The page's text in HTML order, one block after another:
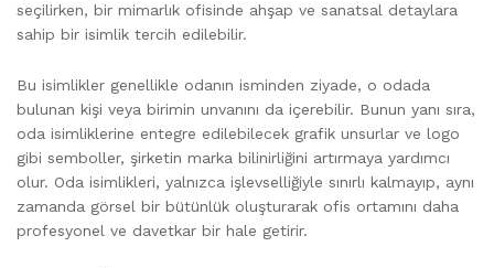
seçilirken, bir mimarlık ofisinde ahşap ve sanatsal detaylara
sahip bir isimlik tercih edilebilir.
Bu isimlikler genellikle odanın isminden ziyade, o odada
bulunan kişi veya birimin unvanını da içerebilir. Bunun yanı sıra,
oda isimliklerine entegre edilebilecek grafik unsurlar ve logo
gibi semboller, şirketin marka bilinirliğini artırmaya yardımcı
olur. Oda isimlikleri, yalnızca işlevselliğiyle sınırlı kalmayıp, aynı
zamanda görsel bir bütünlük oluşturarak ofis ortamını daha
profesyonel ve davetkar bir hale getirir.